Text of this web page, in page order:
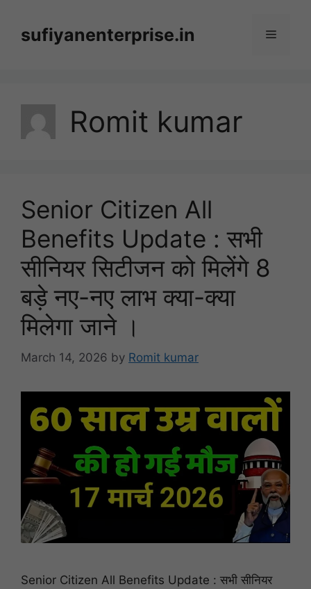
contentsufiyanenterprise.in Menu
Romit kumar
Senior Citizen All
Benefits Update : सभी
सीनियर सिटीजन को मिलेंगे 8
बड़े नए-नए लाभ क्या-क्या
मिलेगा जाने ।
March 14, 2026 by Romit kumar
Senior Citizen All Benefits Update : सभी सीनियर